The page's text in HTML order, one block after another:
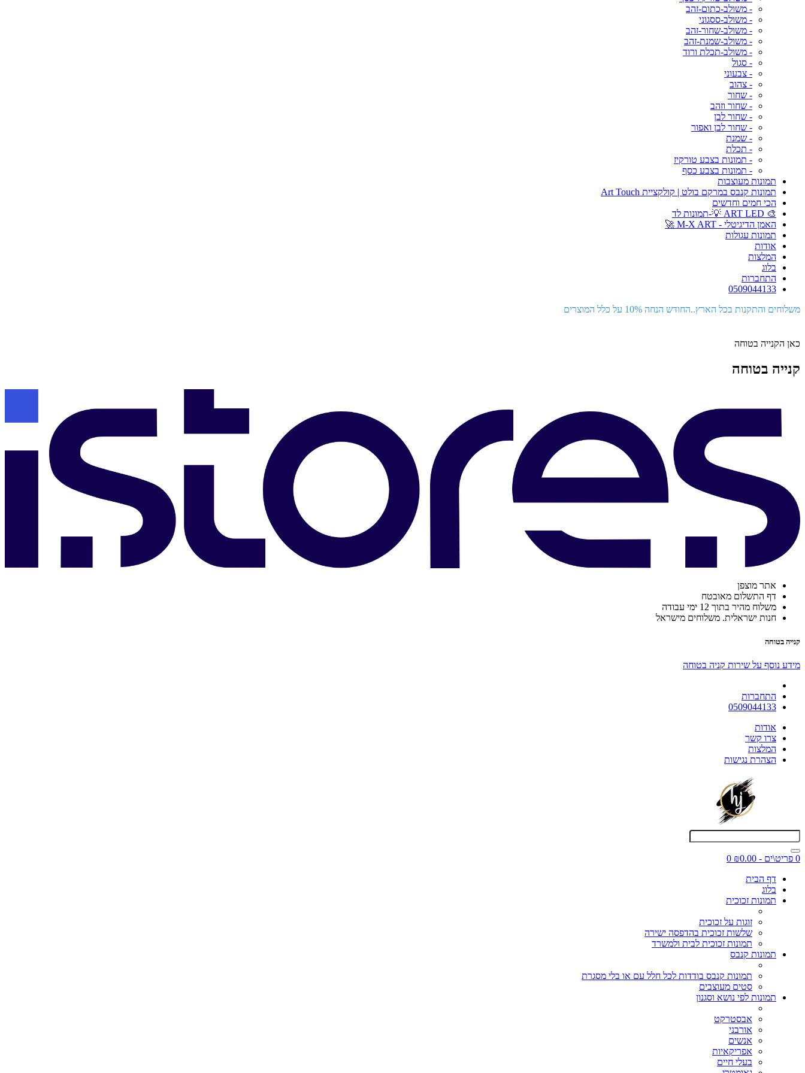
- משולב-כתום-זהב
- משולב-ססגוני
- משולב-שחור-זהב
- משולב-שמנת-זהב
- משולב-תכלת ורוד
- סגול
- צבעוני
- צהוב
- שחור
- שחור וזהב
- שחור לבן
- שחור לבן ואפור
- שמנת
- תכלת
- תמונות בצבע טורקיז
- תמונות בצבע כסף
תמונות מעוצבות
תמונות קנבס במרקם בולט | קולקציית Art Touch
הכי חמים וחדשים
🎨 ART LED 💡-תמונות לד
האמן הדיגיטלי - M-X ART 🚀
תמונות עגולות
אודות
המלצות
בלוג
התחברות
0509044133
משלוחים והתקנות בכל הארץ..החודש הנחה 10% על כלל המוצרים
כאן הקנייה בטוחה
קנייה בטוחה
אתר מוצפן
דף התשלום מאובטח
משלוח מהיר בתוך 12 ימי עבודה
חנות ישראלית. משלוחים מישראל
קנייה בטוחה
מידע נוסף על שירות קניה בטוחה
התחברות
0509044133
אודות
צרו קשר
המלצות
הצהרת נגישות
0 פריט\ים - ₪0.00
0
דף הבית
בלוג
תמונות זכוכית
זוגות על זכוכית
שלשות זכוכית בהדפסה ישירה
תמונות זכוכית לבית ולמשרד
תמונות קנבס
תמונות קנבס בודדות לכל חלל עם או בלי מסגרת
סטים מעוצבים
תמונות לפי נושא וסגנון
אבסטרקט
אורבני
אנשים
אפריקאיות
בעלי חיים